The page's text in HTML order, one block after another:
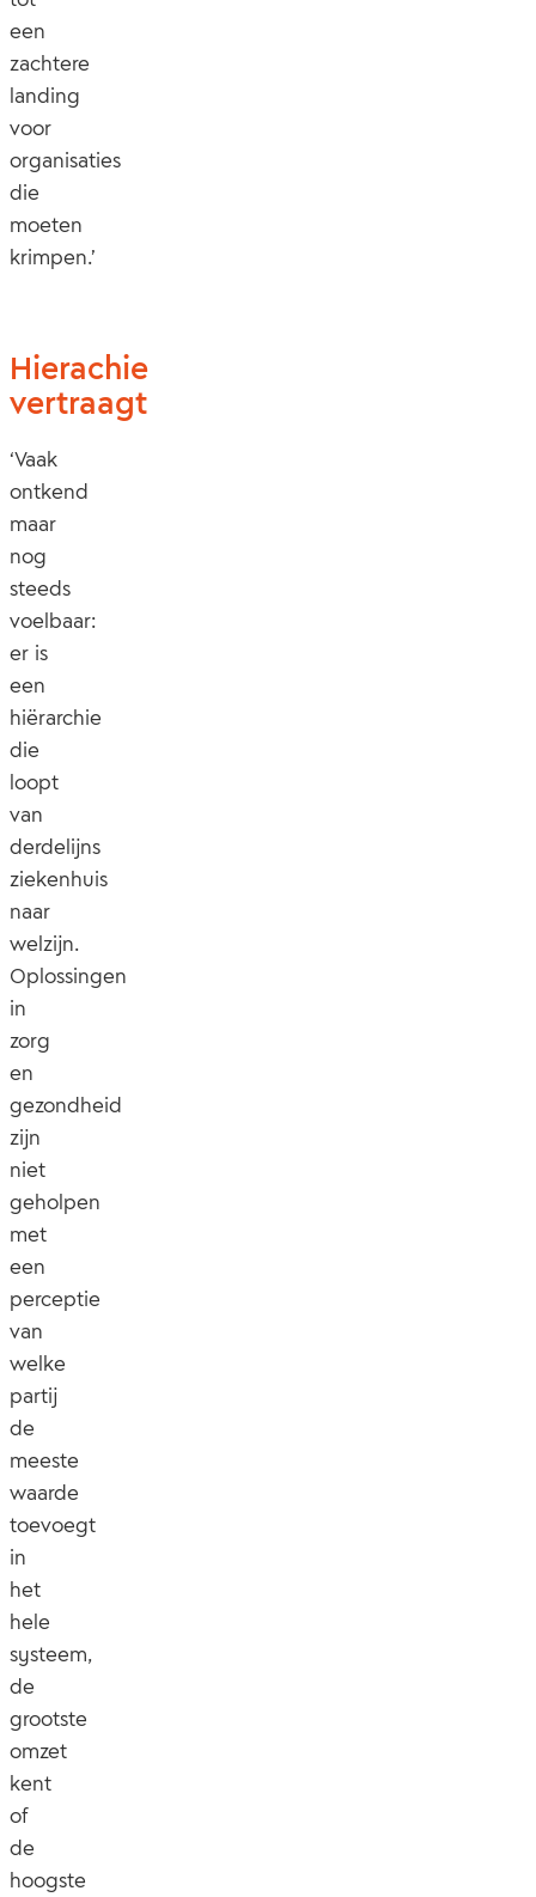
een
zachtere
landing
voor
organisaties
die
moeten
krimpen.’
Hierachie
vertraagt
‘Vaak
ontkend
maar
nog
steeds
voelbaar:
er is
een
hiërarchie
die
loopt
van
derdelijns
ziekenhuis
naar
welzijn.
Oplossingen
in
zorg
en
gezondheid
zijn
niet
geholpen
met
een
perceptie
van
welke
partij
de
meeste
waarde
toevoegt
in
het
hele
systeem,
de
grootste
omzet
kent
of
de
hoogste